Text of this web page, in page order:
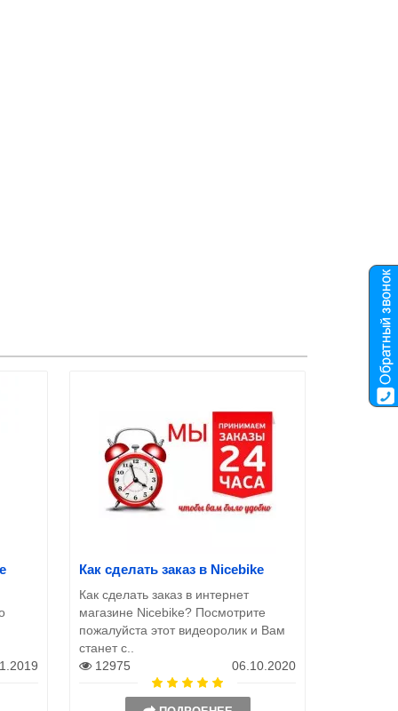
Как сделать заказ в Nicebike
Как сделать заказ в интернет
магазине Nicebike? Посмотрите
пожалуйста этот видеоролик и Вам
станет с..
12975
06.10.2020